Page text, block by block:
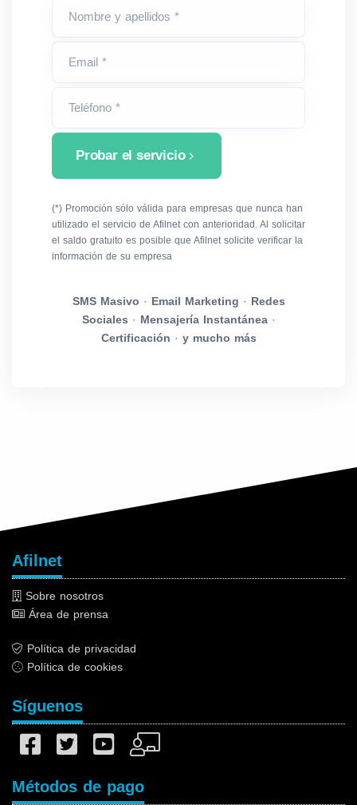
Arkhangelsk Mobile Network
(Tele2)
Smolensk Mobile Networks
Lipetsk Mobail (Tele2)
MTS - DagTelecom 250 01
Yaroslavl-GSM (SMARTS)
Altaysvyaz (ETK) 250
Nombre y apellidos *
Email *
Teléfono *
Probar el servicio
(*) Promoción sólo válida para empresas que nunca han
utilizado el servicio de Afilnet con anterioridad. Al solicitar
el saldo gratuito es posible que Afilnet solicite verificar la
información de su empresa
SMS Masivo · Email Marketing · Redes
Sociales · Mensajería Instantánea·
Certificación · y mucho más
Afilnet
Sobre nosotros
Área de prensa
Política de privacidad
Política de cookies
Síguenos
Métodos de pago